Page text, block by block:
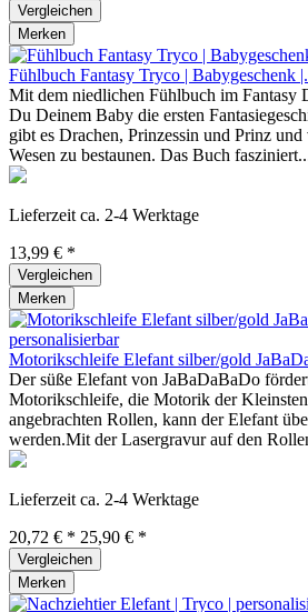
Vergleichen
Merken
Fühlbuch Fantasy Tryco | Babygeschenk
Mit dem niedlichen Fühlbuch im Fantasy
Du Deinem Baby die ersten
gibt es Drachen, Prinzessin und Prinz
Wesen zu bestaunen. Das Buch
Lieferzeit ca. 2-4 Werktage
13,99 € *
Vergleichen
Merken
Motorikschleife Elefant silber/gold
Der süße Elefant von JaBaDaBaDo
Motorikschleife, die Motorik der
angebrachten Rollen, kann der Elefant
werden.Mit der Lasergravur auf den
Lieferzeit ca. 2-4 Werktage
20,72 € * 25,90 € *
Vergleichen
Merken